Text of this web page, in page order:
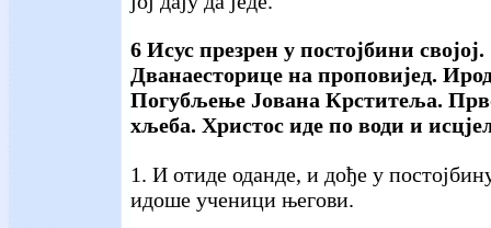
6 Исус презрен у постојбини
Дванаесторице на проповијед.
Погубљење Јована Крститеља.
хљеба. Христос иде по води и
1. И отиде оданде, и дође у
идоше ученици његови.